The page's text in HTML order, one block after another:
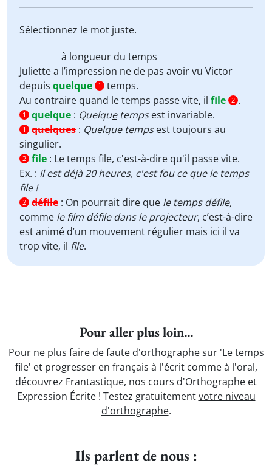
Sélectionnez le mot juste.
à longueur du temps
Juliette a l’impression ne de pas avoir vu Victor
depuis quelque 1
temps.
Au contraire quand le temps passe vite, il file 2 .
1 quelque : Quelquetempsest invariable.
1 quelques : Quelquetempsest toujours au
singulier.
2 file : Le temps file, c'est-à-dire qu'il passe vite.
Ex. : Il est déjà 20 heures, c'est fou ce que le temps
file !
2 défile : On pourrait dire que le temps défile,
comme le film défile dans le projecteur, c’est-à-dire
est animé d’un mouvement régulier mais ici il va
trop vite, il file.
Pour aller plus loin...
Pour ne plus faire de faute d'orthographe sur 'Le temps
file' et progresser en français à l'écrit comme à l'oral,
découvrez Frantastique, nos cours d'Orthographe et
Expression Écrite ! Testez gratuitementvotre niveau
d'orthographe.
Ils parlent de nous :